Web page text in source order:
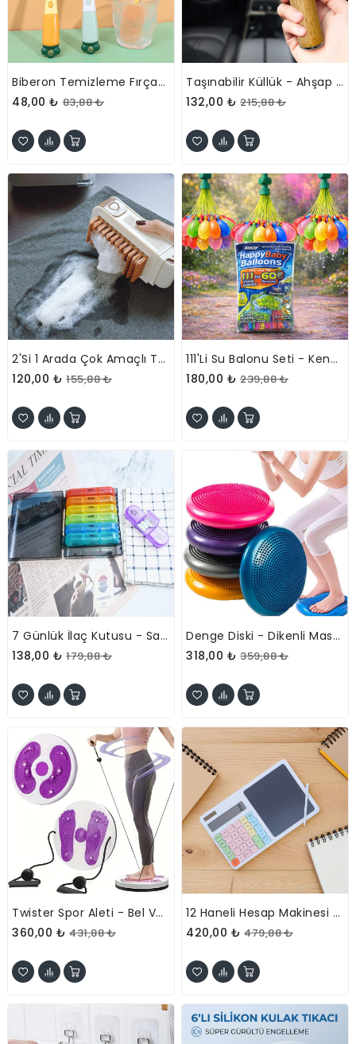
Biberon Temizleme Fırçası - Havuç Tasarımlı - 3'ü 1 Arada
48,00 ₺ 83,88 ₺
Taşınabilir Küllük - Ahşap Tasarımlı - İzmarit Hazneli
132,00 ₺ 215,88 ₺
2'si 1 Arada Çok Amaçlı Temizleyici Aparat - Sabun Hazneli - Fırçalı
120,00 ₺ 155,88 ₺
111'li Su Balonu Seti - Kendinden Bağlamalı - Hızlı Dolum Aparatlı
180,00 ₺ 239,88 ₺
7 Günlük İlaç Kutusu - Sabah Öğlen Akşam 3 Bölmeli - Taşınabilir Tasarım
138,00 ₺ 179,88 ₺
Denge Diski - Dikenli Masaj Yüzeyli - Pilates Ve Koordinasyon Minderi
318,00 ₺ 359,88 ₺
Twister Spor Aleti - Bel Ve Karın Sıkılaştırıcı - Direnç Lastikli Masaj Diski
360,00 ₺ 431,88 ₺
12 Haneli Hesap Makinesi - LCD Yazı Tahtalı - Dijital Kalemli
420,00 ₺ 479,88 ₺